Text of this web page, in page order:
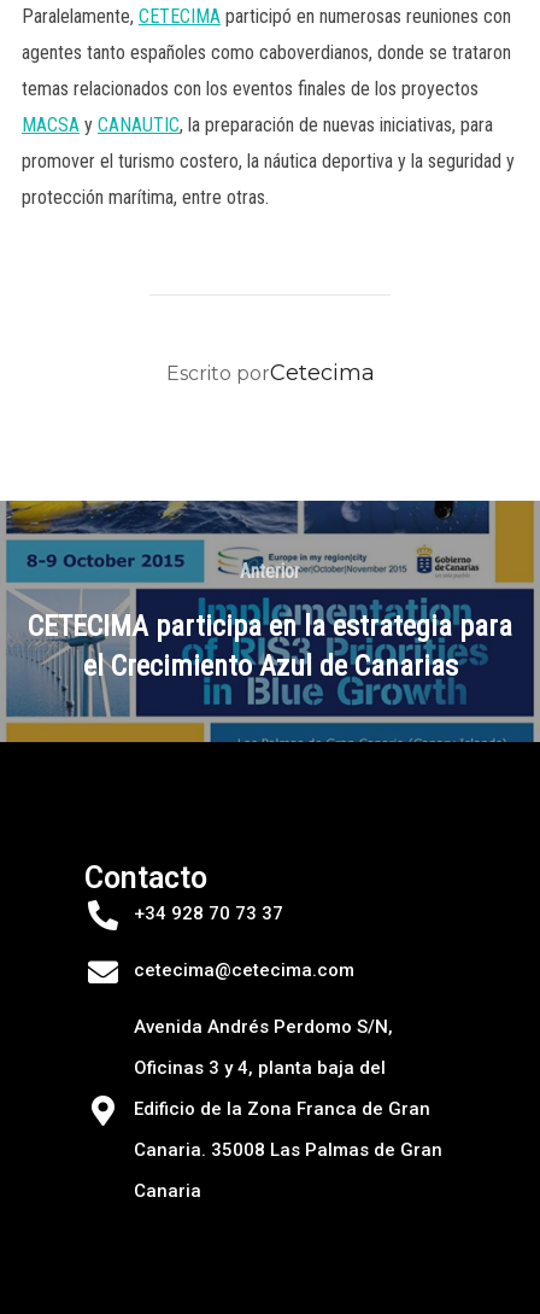
Paralelamente, CETECIMAparticipó en numerosas reuniones con
agentes tanto españoles como caboverdianos, donde se trataron
temas relacionados con los eventos finales de los proyectos
MACSAy CANAUTIC, la preparación de nuevas iniciativas, para
promover el turismo costero, la náutica deportiva y la seguridad y
protección marítima, entre otras.
AUTOR DE LA PUBLICACIÓN
Escrito porCetecima
Anterior
CETECIMA participa en la estrategia para
el Crecimiento Azul de Canarias
Contacto
+34 928 70 73 37
cetecima@cetecima.com
Avenida Andrés Perdomo S/N,
Oficinas 3 y 4, planta baja del
Edificio de la Zona Franca de Gran
Canaria. 35008 Las Palmas de Gran
Canaria